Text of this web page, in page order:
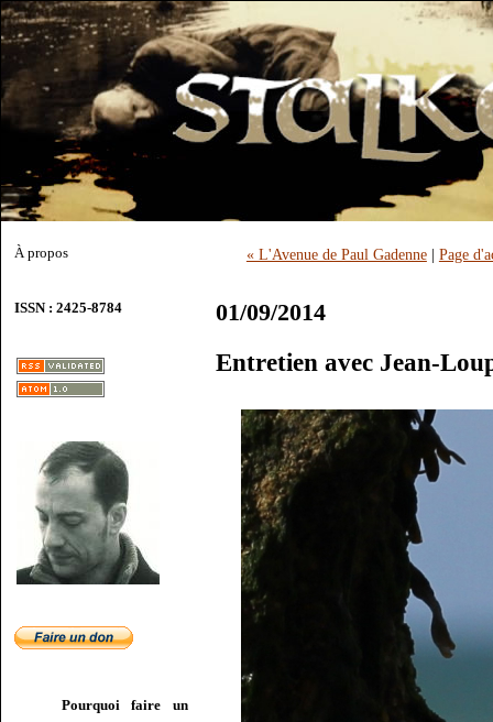
À propos
ISSN : 2425-8784
Pourquoi faire un
« L'Avenue de Paul Gadenne| Page
01/09/2014
Entretien avec Jean-